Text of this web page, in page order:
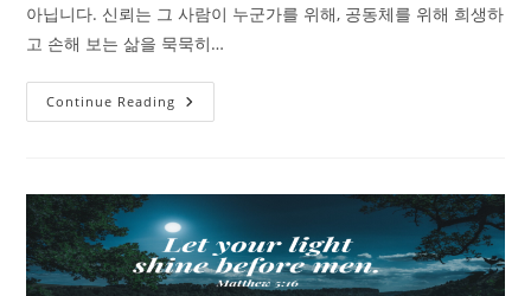
아닙니다. 신뢰는 그 사람이 누군가를 위해, 공동체를 위해 희생하
고 손해 보는 삶을 묵묵히…
Continue Reading 우
리
손
해
보
는
삶
을